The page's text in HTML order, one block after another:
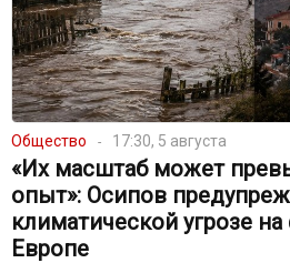
Общество 17:30, 5 августа
«Их масштаб может
опыт»: Осипов
климатической угрозе
Европе